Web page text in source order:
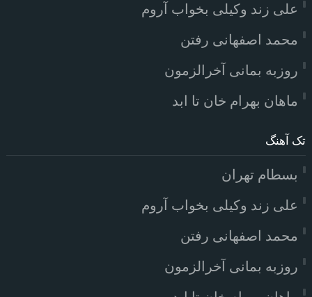
علی زند وکیلی بخواب آروم
محمد اصفهانی رفتن
روزبه بمانی آخرالزمون
ماهان بهرام خان تا ابد
تک آهنگ
بسطام تهران
علی زند وکیلی بخواب آروم
محمد اصفهانی رفتن
روزبه بمانی آخرالزمون